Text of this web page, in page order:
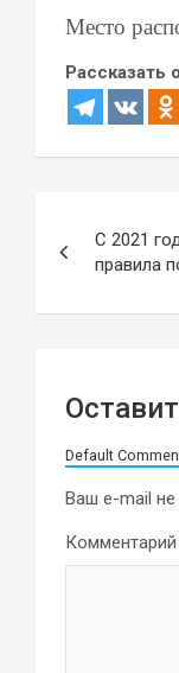
Место
Рассказать
по
записям
С 2021
правила
Default
Ваш e-mail не
Комментарий